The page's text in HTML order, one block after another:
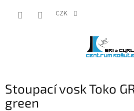
CZK
Stoupací vosk Toko
green